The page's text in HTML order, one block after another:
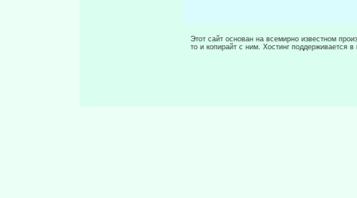
Этот сайт основан на всемирно известном
то и копирайт с ним. Хостинг поддерживается